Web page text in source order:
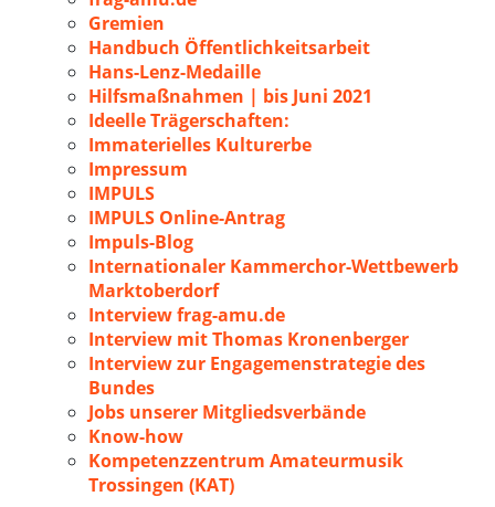
Gremien
Handbuch Öffentlichkeitsarbeit
Hans-Lenz-Medaille
Hilfsmaßnahmen | bis Juni 2021
Ideelle Trägerschaften:
Immaterielles Kulturerbe
Impressum
IMPULS
IMPULS Online-Antrag
Impuls-Blog
Internationaler Kammerchor-Wettbewerb
Marktoberdorf
Interview frag-amu.de
Interview mit Thomas Kronenberger
Interview zur Engagemenstrategie des
Bundes
Jobs unserer Mitgliedsverbände
Know-how
Kompetenzzentrum Amateurmusik
Trossingen (KAT)